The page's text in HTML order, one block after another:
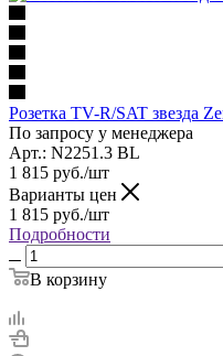
Розетка TV-R/SAT звезда
По запросу у менеджера
Арт.: N2251.3 BL
1 815 руб./шт
Варианты цен
1 815 руб./шт
Подробности
В корзину